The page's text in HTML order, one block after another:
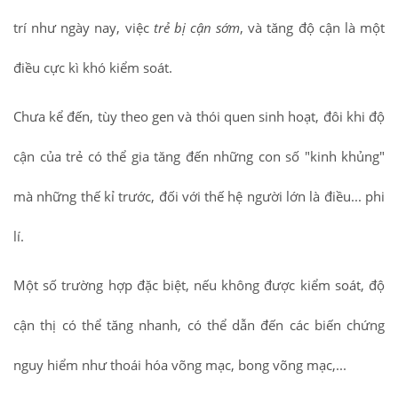
trí như ngày nay, việc trẻ bị cận sớm, và tăng độ cận là một
điều cực kì khó kiểm soát.
Chưa kể đến, tùy theo gen và thói quen sinh hoạt, đôi khi độ
cận của trẻ có thể gia tăng đến những con số "kinh khủng"
mà những thế kỉ trước, đối với thế hệ người lớn là điều... phi
lí.
Một số trường hợp đặc biệt, nếu không được kiểm soát, độ
cận thị có thể tăng nhanh, có thể dẫn đến các biến chứng
nguy hiểm như thoái hóa võng mạc, bong võng mạc,...